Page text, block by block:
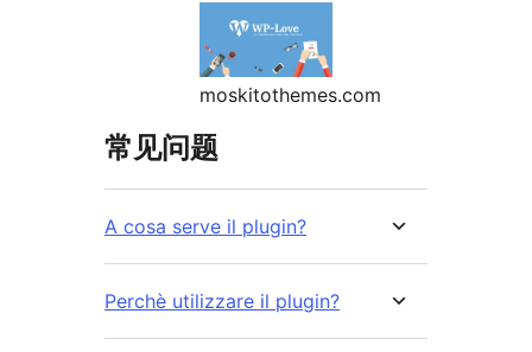
moskitothemes.com
常见问题
A cosa serve il plugin?
Perchè utilizzare il plugin?